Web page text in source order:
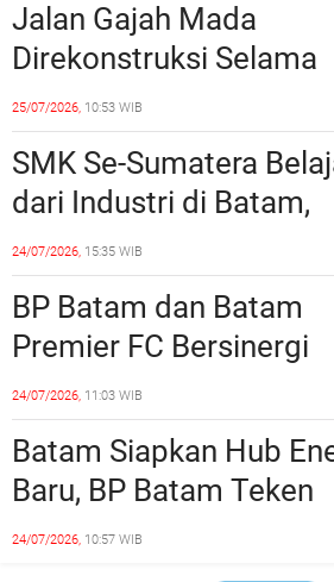
Jalan Gajah Mada
Direkonstruksi Selama
Empat Minggu, Ini
Rekayasa Lalu
25/07/2026, 10:53 WIB
SMK Se-Sumatera
dari Industri di Batam,
Siapkan Lulusan Siap
Era Digital
24/07/2026, 15:35 WIB
BP Batam dan Batam
Premier FC Bersinergi
Cetak Generasi Emas
Sepak Bola Kepri
24/07/2026, 11:03 WIB
Batam Siapkan Hub
Baru, BP Batam Teken
Kesepakatan Strategis
24/07/2026, 10:57 WIB